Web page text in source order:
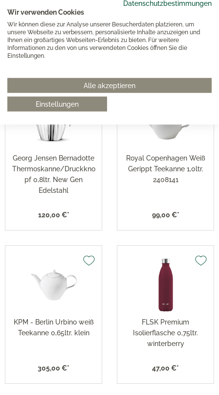
Datenschutzbestimmungen
Wir verwenden Cookies
Wir können diese zur Analyse unserer Besucherdaten platzieren, um
unsere Webseite zu verbessern, personalisierte Inhalte anzuzeigen und
Ihnen ein großartiges Webseiten-Erlebnis zu bieten. Für weitere
Informationen zu den von uns verwendeten Cookies öffnen Sie die
Einstellungen.
Alle akzeptieren
Einstellungen
Teekanne 1,10ltr.
345,00 €*
KPM - Berlin LAB
255,00 €*
Georg Jensen Bernadotte
Thermoskanne/Druckkno
pf 0,8ltr. New Gen
Edelstahl
120,00 €*
Royal Copenhagen Weiß
Gerippt Teekanne 1,0ltr.
2408141
99,00 €*
KPM - Berlin Urbino weiß
Teekanne 0,65ltr. klein
305,00 €*
FLSK Premium
Isolierflasche 0,75ltr.
winterberry
47,00 €*